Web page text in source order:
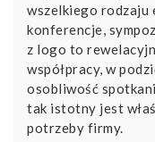
wszelkiego rodzaju
konferencje,
z logo to
współpracy, w
osobliwość
tak istotny jest
potrzeby firmy.